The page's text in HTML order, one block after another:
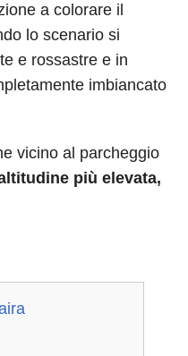
a colorare il
lo scenario si
e rossastre e in
imbiancato
vicino al parcheggio
più elevata,